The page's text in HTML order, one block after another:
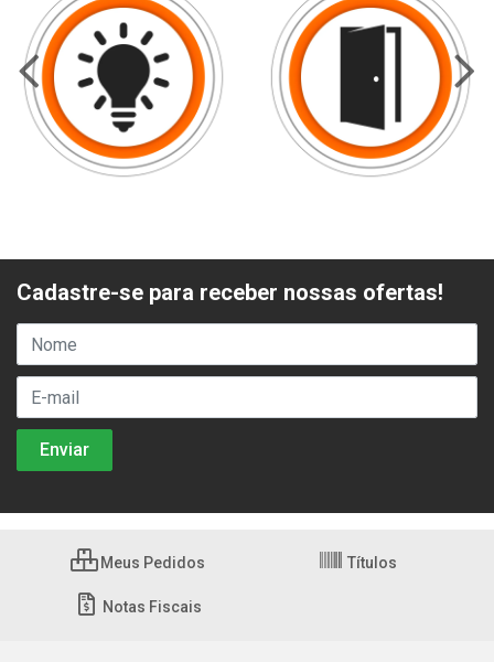
Cadastre-se para receber nossas ofertas!
Meus Pedidos Títulos
Notas Fiscais